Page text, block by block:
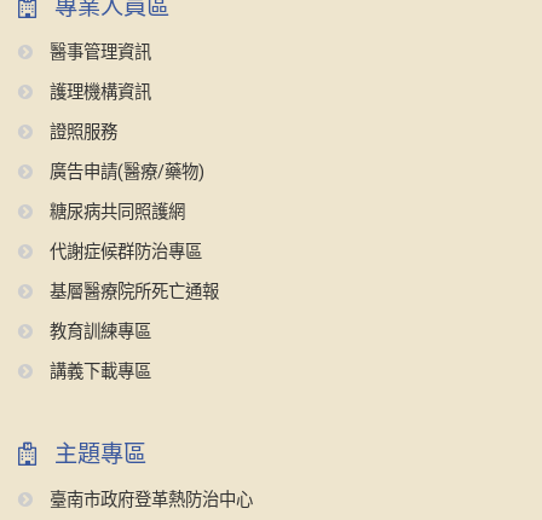
專業人員區
醫事管理資訊
護理機構資訊
證照服務
廣告申請(醫療/藥物)
糖尿病共同照護網
代謝症候群防治專區
基層醫療院所死亡通報
教育訓練專區
講義下載專區
主題專區
臺南市政府登革熱防治中心